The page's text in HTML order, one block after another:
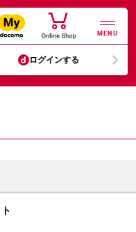
MENU
ログインする